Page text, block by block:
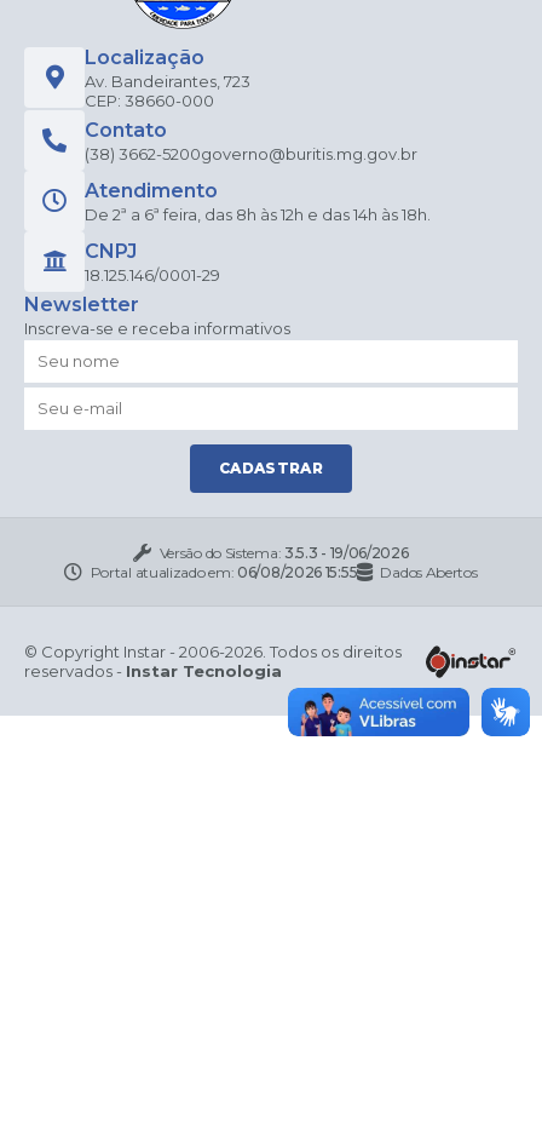
Localização
Av. Bandeirantes, 723
CEP: 38660-000
Contato
(38) 3662-5200governo@buritis.mg.gov.br
Atendimento
De 2ª a 6ª feira, das 8h às 12h e das 14h às 18h.
CNPJ
18.125.146/0001-29
Newsletter
Inscreva-se e receba informativos
CADASTRAR
Versão do Sistema: 3.5.3 - 19/06/2026
Portal atualizado em: 06/08/2026 15:55 Dados Abertos
© Copyright Instar - 2006-2026. Todos os direitos
reservados - Instar Tecnologia